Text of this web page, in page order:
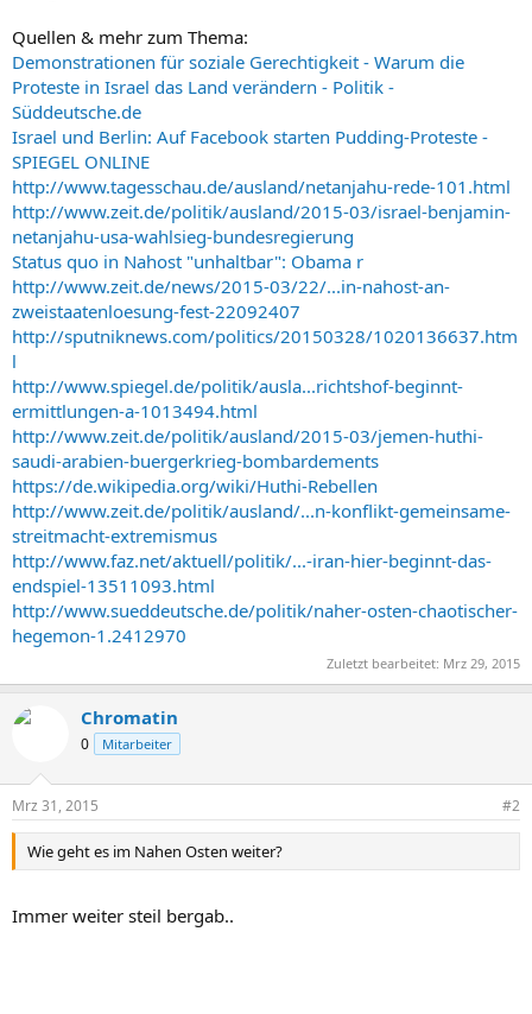
Quellen & mehr zum Thema:
Demonstrationen für soziale Gerechtigkeit - Warum die
Proteste in Israel das Land verändern - Politik -
Süddeutsche.de
Israel und Berlin: Auf Facebook starten Pudding-Proteste -
SPIEGEL ONLINE
http://www.tagesschau.de/ausland/netanjahu-rede-101.html
http://www.zeit.de/politik/ausland/2015-03/israel-benjamin-
netanjahu-usa-wahlsieg-bundesregierung
Status quo in Nahost "unhaltbar": Obama r
http://www.zeit.de/news/2015-03/22/...in-nahost-an-
zweistaatenloesung-fest-22092407
http://sputniknews.com/politics/20150328/1020136637.htm
l
http://www.spiegel.de/politik/ausla...richtshof-beginnt-
ermittlungen-a-1013494.html
http://www.zeit.de/politik/ausland/2015-03/jemen-huthi-
saudi-arabien-buergerkrieg-bombardements
https://de.wikipedia.org/wiki/Huthi-Rebellen
http://www.zeit.de/politik/ausland/...n-konflikt-gemeinsame-
streitmacht-extremismus
http://www.faz.net/aktuell/politik/...-iran-hier-beginnt-das-
endspiel-13511093.html
http://www.sueddeutsche.de/politik/naher-osten-chaotischer-
hegemon-1.2412970
Zuletzt bearbeitet: Mrz 29, 2015
Chromatin
0 Mitarbeiter
Mrz 31, 2015 #2
Wie geht es im Nahen Osten weiter?
Immer weiter steil bergab..